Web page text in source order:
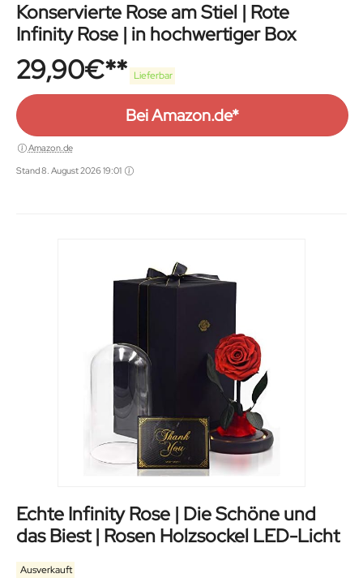
Konservierte Rose am Stiel | Rote
Infinity Rose | in hochwertiger Box
29,90€ Lieferbar
Bei Amazon.de*
Amazon.de
Stand 8. August 2026 19:01
Echte Infinity Rose | Die Schöne und
das Biest | Rosen Holzsockel LED-Licht
Ausverkauft